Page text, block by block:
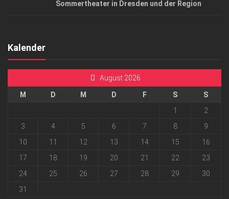
Sommertheater in Dresden und der Region
Kalender
August 2026
M D M D F S
S
1
2
3
4 5 6 7 8
9
10
11 12 13 14 15
16
17
18 19 20 21 22
23
24
25 26 27 28 29
30
31